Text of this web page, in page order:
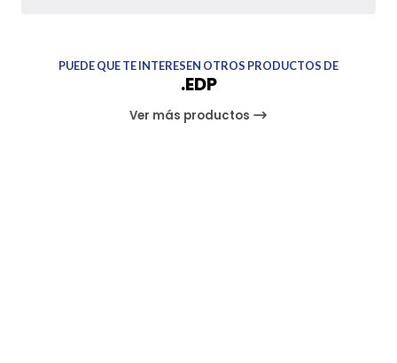
PUEDE QUE TE INTERESEN OTROS PRODUCTOS DE
.EDP
Ver más productos